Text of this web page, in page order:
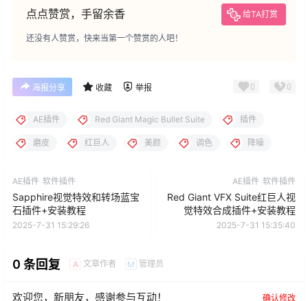
点点赞赏，手留余香 给TA打赏
还没有人赞赏，快来当第一个赞赏的人吧！
海报分享 收藏 举报 0 0
AE插件 Red Giant Magic Bullet Suite 插件
磨皮 红巨人 美颜 调色 降噪
AE插件 软件插件
Sapphire视觉特效和转场蓝宝
石插件+安装教程
2025-7-31 15:29:26
AE插件 软件插件
Red Giant VFX Suite红巨人视
觉特效合成插件+安装教程
2025-7-31 15:35:40
0 条回复 A 文章作者 M 管理员
欢迎您，新朋友，感谢参与互动！ 确认修改